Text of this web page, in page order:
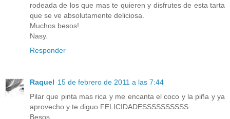
rodeada de los que mas te quieren y disfrutes de esta tarta
que se ve absolutamente deliciosa.
Muchos besos!
Nasy.
Responder
Raquel 15 de febrero de 2011 a las 7:44
Pilar que pinta mas rica y me encanta el coco y la piña y ya
aprovecho y te diguo FELICIDADESSSSSSSSSS.
Besos.